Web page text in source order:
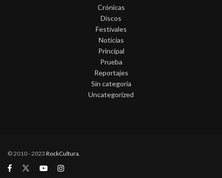
Crónicas
Discos
Festivales
Noticias
Principal
Prueba
Reportajes
Sin categoría
Uncategorized
© 2010 - 2023 RockCultura.